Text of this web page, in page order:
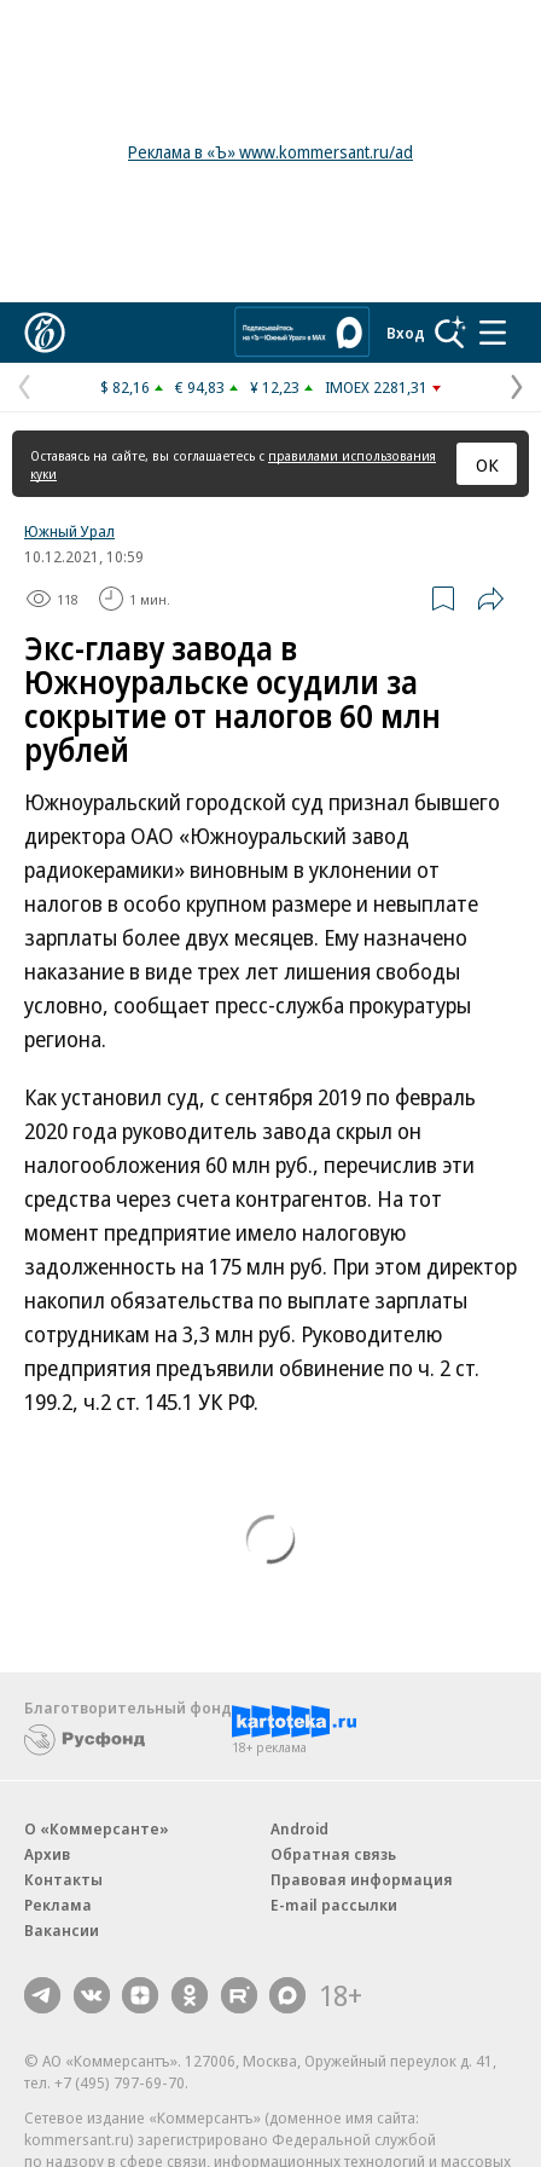
Реклама в «Ъ» www.kommersant.ru/ad
Вход
Предыдущая
страница
$ 82,16 € 94,83 ¥ 12,23 IMOEX 2281,31
Оставаясь на сайте, вы соглашаетесь с правилами использования
куки
ОК
Южный Урал
10.12.2021, 10:59
118 1 мин.
Экс-главу завода в
Южноуральске осудили за
сокрытие от налогов 60 млн
рублей
Южноуральский городской суд признал бывшего
директора ОАО «Южноуральский завод
радиокерамики» виновным в уклонении от
налогов в особо крупном размере и невыплате
зарплаты более двух месяцев. Ему назначено
наказание в виде трех лет лишения свободы
условно, сообщает пресс-служба прокуратуры
региона.
Как установил суд, с сентября 2019 по февраль
2020 года руководитель завода скрыл он
налогообложения 60 млн руб., перечислив эти
средства через счета контрагентов. На тот
момент предприятие имело налоговую
задолженность на 175 млн руб. При этом директор
накопил обязательства по выплате зарплаты
сотрудникам на 3,3 млн руб. Руководителю
предприятия предъявили обвинение по ч. 2 ст.
199.2, ч.2 ст. 145.1 УК РФ.
Благотворительный фонд
18+ реклама
О «Коммерсанте»
Архив
Контакты
Реклама
Вакансии
Android
Обратная связь
Правовая информация
E-mail рассылки
18+
© АО «Коммерсантъ». 127006, Москва, Оружейный переулок д. 41,
тел. +7 (495) 797-69-70.
Сетевое издание «Коммерсантъ» (доменное имя сайта:
kommersant.ru) зарегистрировано Федеральной службой
по надзору в сфере связи, информационных технологий и массовых